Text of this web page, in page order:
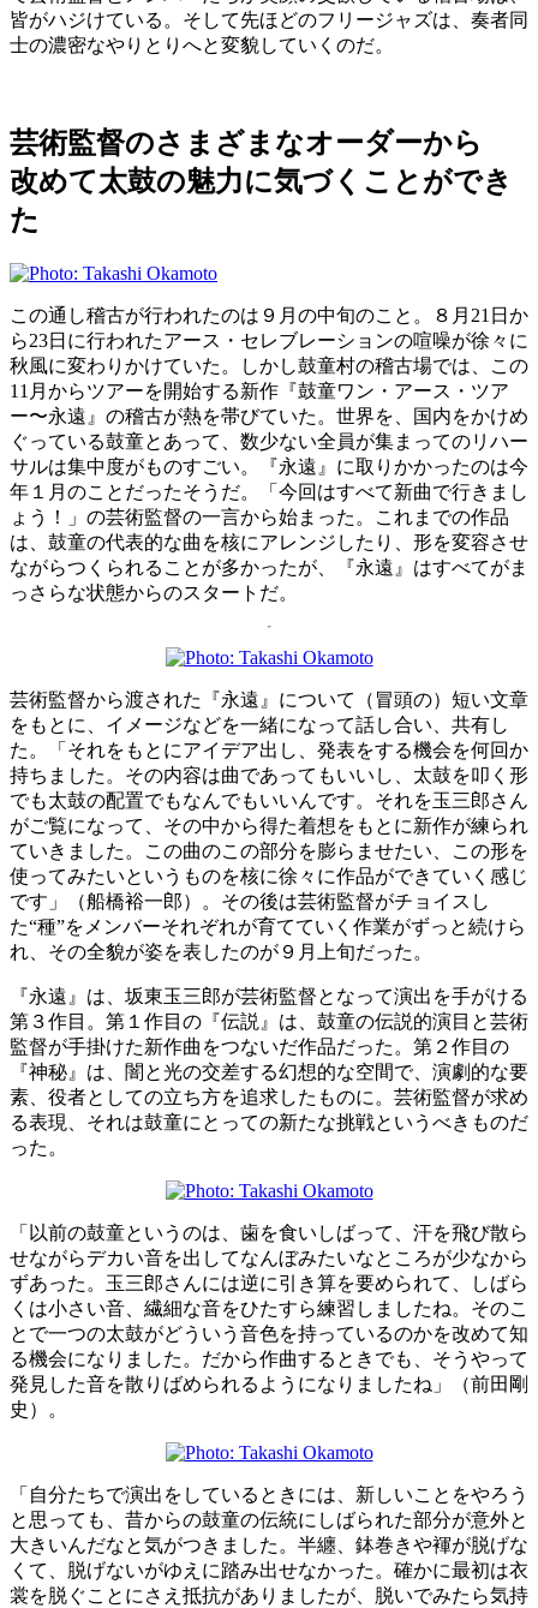
皆がハジけている。そして先ほどのフリージャズは、奏者同
士の濃密なやりとりへと変貌していくのだ。
芸術監督のさまざまなオーダーから
改めて太鼓の魅力に気づくことができ
た
この通し稽古が行われたのは９月の中旬のこと。８月21日か
ら23日に行われたアース・セレブレーションの喧噪が徐々に
秋風に変わりかけていた。しかし鼓童村の稽古場では、この
11月からツアーを開始する新作『鼓童ワン・アース・ツア
ー〜永遠』の稽古が熱を帯びていた。世界を、国内をかけめ
ぐっている鼓童とあって、数少ない全員が集まってのリハー
サルは集中度がものすごい。『永遠』に取りかかったのは今
年１月のことだったそうだ。「今回はすべて新曲で行きまし
ょう！」の芸術監督の一言から始まった。これまでの作品
は、鼓童の代表的な曲を核にアレンジしたり、形を変容させ
ながらつくられることが多かったが、『永遠』はすべてがま
っさらな状態からのスタートだ。
芸術監督から渡された『永遠』について（冒頭の）短い文章
をもとに、イメージなどを一緒になって話し合い、共有し
た。「それをもとにアイデア出し、発表をする機会を何回か
持ちました。その内容は曲であってもいいし、太鼓を叩く形
でも太鼓の配置でもなんでもいいんです。それを玉三郎さん
がご覧になって、その中から得た着想をもとに新作が練られ
ていきました。この曲のこの部分を膨らませたい、この形を
使ってみたいというものを核に徐々に作品ができていく感じ
です」（船橋裕一郎）。その後は芸術監督がチョイスし
た“種”をメンバーそれぞれが育てていく作業がずっと続けら
れ、その全貌が姿を表したのが９月上旬だった。
『永遠』は、坂東玉三郎が芸術監督となって演出を手がける
第３作目。第１作目の『伝説』は、鼓童の伝説的演目と芸術
監督が手掛けた新作曲をつないだ作品だった。第２作目の
『神秘』は、闇と光の交差する幻想的な空間で、演劇的な要
素、役者としての立ち方を追求したものに。芸術監督が求め
る表現、それは鼓童にとっての新たな挑戦というべきものだ
った。
「以前の鼓童というのは、歯を食いしばって、汗を飛び散ら
せながらデカい音を出してなんぼみたいなところが少なから
ずあった。玉三郎さんには逆に引き算を要められて、しばら
くは小さい音、繊細な音をひたすら練習しましたね。そのこ
とで一つの太鼓がどういう音色を持っているのかを改めて知
る機会になりました。だから作曲するときでも、そうやって
発見した音を散りばめられるようになりましたね」（前田剛
史）。
「自分たちで演出をしているときには、新しいことをやろう
と思っても、昔からの鼓童の伝統にしばられた部分が意外と
大きいんだなと気がつきました。半纏、鉢巻きや褌が脱げな
くて、脱げないがゆえに踏み出せなかった。確かに最初は衣
裳を脱ぐことにさえ抵抗がありましたが、脱いでみたら気持